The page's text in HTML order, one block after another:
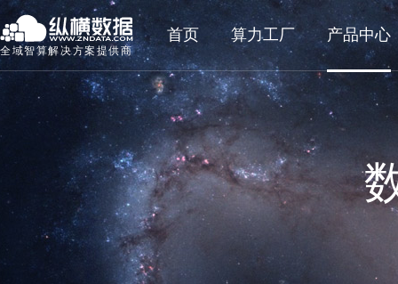
全域智算解决方案提供商
首页 算力工厂 产品中心